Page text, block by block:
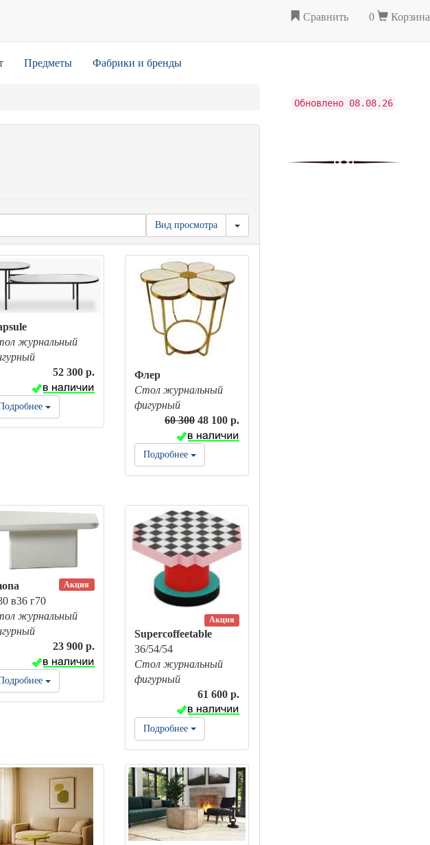
Сравнить 0 Корзина
Предметы Фабрики и бренды
Вид просмотра
журнальный
52 300 р.
Флер
Стол журнальный
фигурный
60 300 48 100 р.
Подробнее
Акция
в36 г70
журнальный
23 900 р.
Акция
Supercoffeetable
36/54/54
Стол журнальный
фигурный
61 600 р.
Подробнее
Обновлено 08.08.26